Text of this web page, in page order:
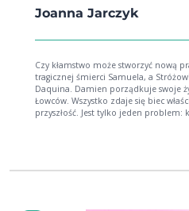
Joanna Jarczyk
Czy kłamstwo może stworzyć nową
tragicznej śmierci Samuela, a
Daquina. Damien porządkuje swoje
Łowców. Wszystko zdaje się biec
przyszłość. Jest tylko jeden
obrazy oraz pisze książki. Autorka